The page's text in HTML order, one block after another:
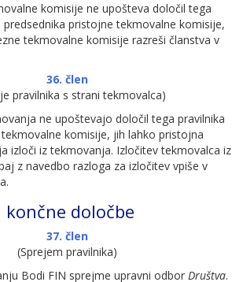
komisije ne upošteva določil tega
predsednika pristojne tekmovalne komisije,
tekmovalne komisije razreši članstva v
36. člen
pravilnika s strani tekmovalca)
ne upoštevajo določil tega pravilnika
komisije, jih lahko pristojna
izloči iz tekmovanja. Izločitev tekmovalca iz
z navedbo razloga za izločitev vpiše v
končne določbe
37. člen
(Sprejem pravilnika)
Bodi FIN sprejme upravni odbor Društva.